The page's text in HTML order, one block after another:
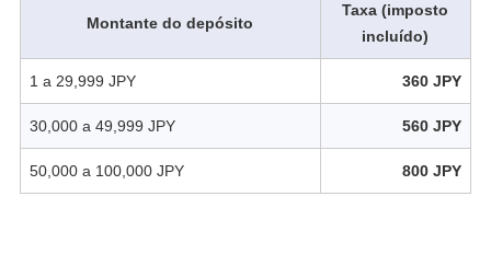
Montante do depósito
Taxa (imposto
incluído)
1 a 29,999 JPY 360 JPY
30,000 a 49,999 JPY 560 JPY
50,000 a 100,000 JPY 800 JPY